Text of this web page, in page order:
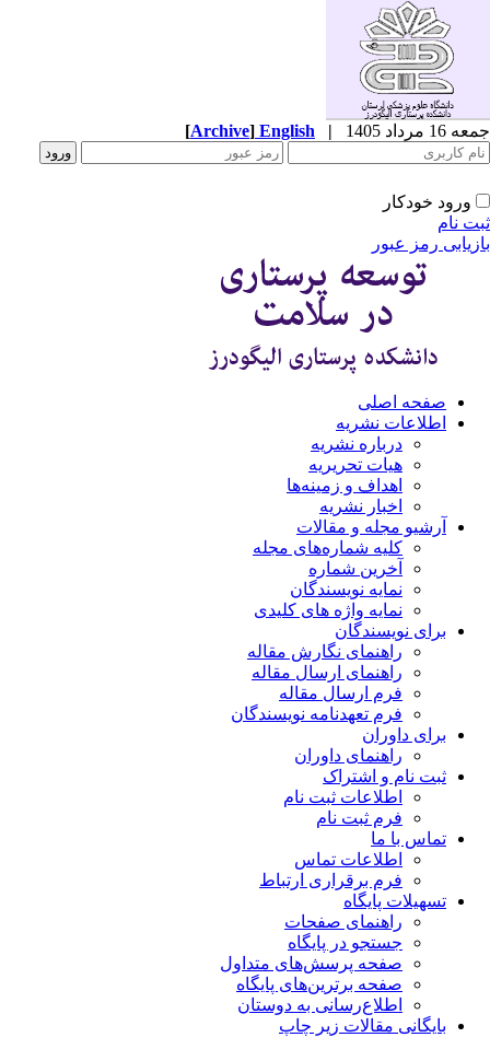
مرداد 1405 |
English
[Archive]
ورود خودکار
نام
رمز عبور
صفحه اصلی
اطلاعات نشریه
درباره نشریه
هیات تحریریه
اهداف و زمینه‌ها
اخبار نشریه
آرشیو مجله و مقالات
کلیه شماره‌های مجله
آخرین شماره
نمایه نویسندگان
نمایه واژه های کلیدی
برای نویسندگان
راهنمای نگارش مقاله
راهنمای ارسال مقاله
فرم ارسال مقاله
فرم تعهدنامه نویسندگان
برای داوران
راهنمای داوران
ثبت نام و اشتراک
اطلاعات ثبت نام
فرم ثبت نام
تماس با ما
اطلاعات تماس
فرم برقراری ارتباط
تسهیلات پایگاه
راهنمای صفحات
جستجو در پایگاه
صفحه پرسش‌های متداول
صفحه برترین‌های پایگاه
اطلاع‌رسانی به دوستان
بایگانی مقالات زیر چاپ